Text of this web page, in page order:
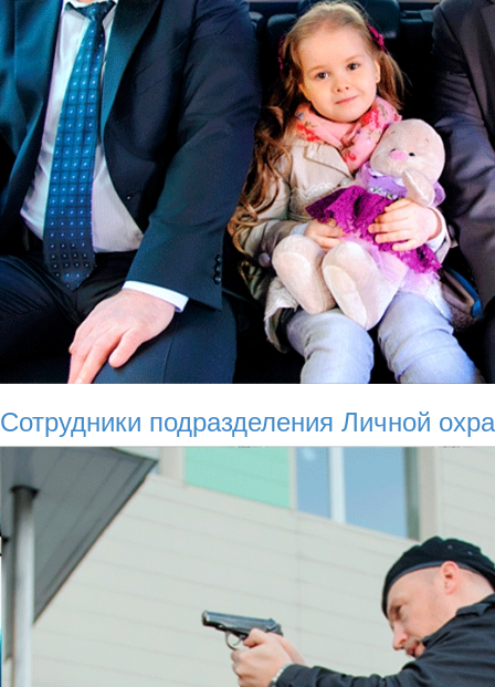
Сотрудники подразделения Личной